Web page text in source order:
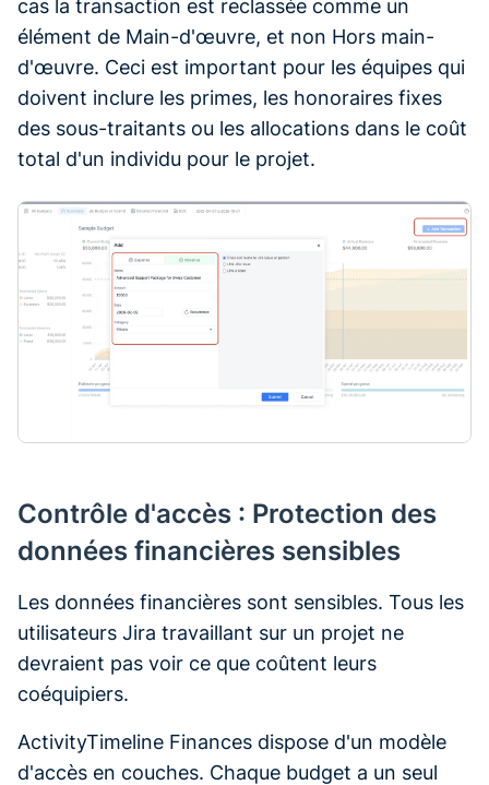
cas la transaction est reclassée comme un
élément de Main-d'œuvre, et non Hors main-
d'œuvre. Ceci est important pour les équipes qui
doivent inclure les primes, les honoraires fixes
des sous-traitants ou les allocations dans le coût
total d'un individu pour le projet.
Contrôle d'accès : Protection des
données financières sensibles
Les données financières sont sensibles. Tous les
utilisateurs Jira travaillant sur un projet ne
devraient pas voir ce que coûtent leurs
coéquipiers.
ActivityTimeline Finances dispose d'un modèle
d'accès en couches. Chaque budget a un seul